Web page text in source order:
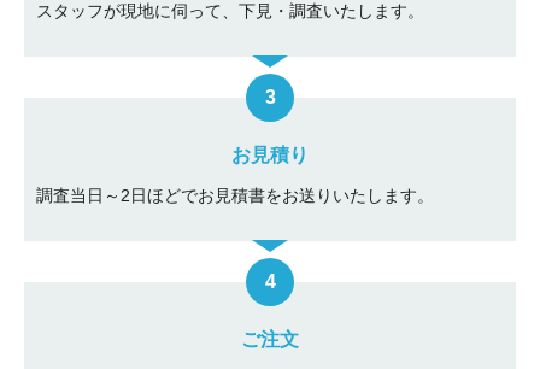
スタッフが現地に伺って、下見・調査いたします。
お見積り
調査当日～2日ほどでお見積書をお送りいたします。
ご注文